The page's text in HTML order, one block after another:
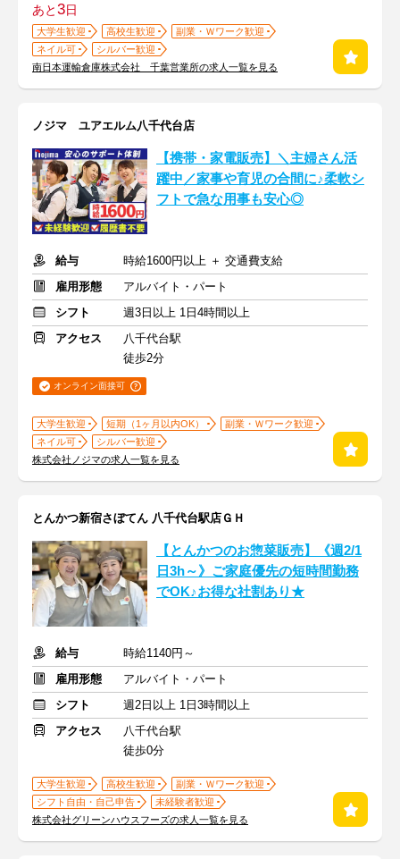
あと3日
大学生歓迎 高校生歓迎
副業・Ｗワーク歓迎
ネイル可
シルバー歓迎
南日本運輸倉庫株式会社 千葉営業所の求人一覧を見る
ノジマ ユアエルム八千代台店
【携帯・家電販売】＼主婦さん活
躍中／家事や育児の合間に♪柔軟シ
フトで急な用事も安心◎
給与
時給1600円以上 ＋ 交通費支給
雇用形態
アルバイト・パート
シフト
週3日以上 1日4時間以上
アクセス
八千代台駅
徒歩2分
オンライン面接可
大学生歓迎 短期（1ヶ月以内OK）
副業・Ｗワーク歓迎
ネイル可
シルバー歓迎
株式会社ノジマの求人一覧を見る
とんかつ新宿さぼてん 八千代台駅店ＧＨ
【とんかつのお惣菜販売】《週2/1
日3h～》ご家庭優先の短時間勤務
でOK♪お得な社割あり★
給与
時給1140円～
雇用形態
アルバイト・パート
シフト
週2日以上 1日3時間以上
アクセス
八千代台駅
徒歩0分
大学生歓迎 高校生歓迎
副業・Ｗワーク歓迎
シフト自由・自己申告
未経験者歓迎
株式会社グリーンハウスフーズの求人一覧を見る